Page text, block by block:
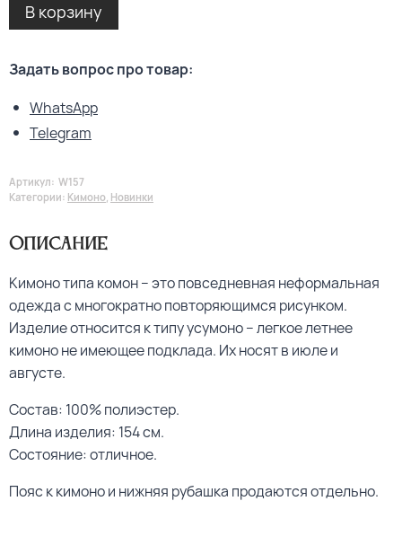
В корзину
Задать вопрос про товар:
WhatsApp
Telegram
Артикул: W157
Категории: Кимоно, Новинки
Описание
Кимоно типа комон – это повседневная неформальная
одежда с многократно повторяющимся рисунком.
Изделие относится к типу усумоно – легкое летнее
кимоно не имеющее подклада. Их носят в июле и
августе.
Состав: 100% полиэстер.
Длина изделия: 154 см.
Состояние: отличное.
Пояс к кимоно и нижняя рубашка продаются отдельно.